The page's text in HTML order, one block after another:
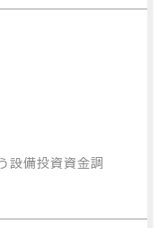
備投資資金調